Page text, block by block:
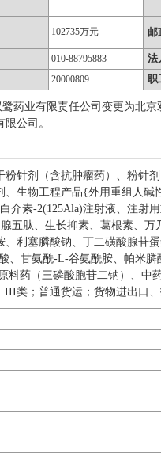
102735万元 邮
010-88795883 法
20000809 职
药业有限责任公司变更为北京
公司。
针剂（含抗肿瘤药）、粉针
生物工程产品{外用重组人碱
介素-2(125Ala)注射液、注射
五肽、生长抑素、葛根素、万
利塞膦酸钠、丁二磺酸腺苷
、甘氨酰-L-谷氨酰胺、帕米
药（三磷酸胞苷二钠）、中
类；普通货运；货物进出口、